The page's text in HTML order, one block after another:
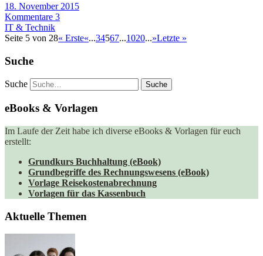
18. November 2015
Kommentare 3
IT & Technik
Seite 5 von 28« Erste«...34567...1020...»Letzte »
Suche
Suche
eBooks & Vorlagen
Im Laufe der Zeit habe ich diverse eBooks & Vorlagen für euch
erstellt:
Grundkurs Buchhaltung (eBook)
Grundbegriffe des Rechnungswesens (eBook)
Vorlage Reisekostenabrechnung
Vorlagen für das Kassenbuch
Aktuelle Themen